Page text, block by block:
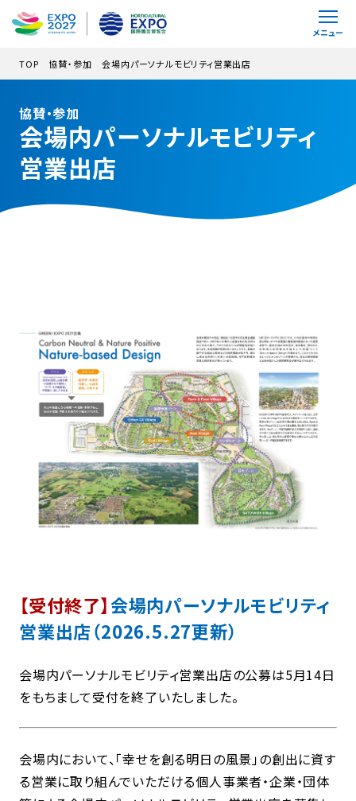
メインコンテンツにスキップ
メニュー
TOP 協賛・参加 会場内パーソナルモビリティ営業出店
協賛・参加
会場内パーソナルモビリティ
営業出店
【受付終了】会場内パーソナルモビリティ
営業出店（2026.5.27更新）
会場内パーソナルモビリティ営業出店の公募は5月14日
をもちまして受付を終了いたしました。
会場内において、「幸せを創る明日の風景」の創出に資す
る営業に取り組んでいただける個人事業者・企業・団体